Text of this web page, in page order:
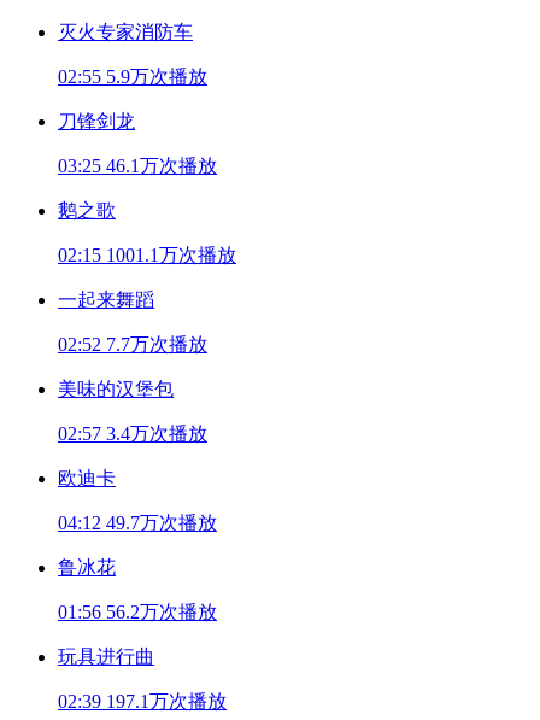
灭火专家消防车
02:55 5.9万次播放
刀锋剑龙
03:25 46.1万次播放
鹅之歌
02:15 1001.1万次播放
一起来舞蹈
02:52 7.7万次播放
美味的汉堡包
02:57 3.4万次播放
欧迪卡
04:12 49.7万次播放
鲁冰花
01:56 56.2万次播放
玩具进行曲
02:39 197.1万次播放